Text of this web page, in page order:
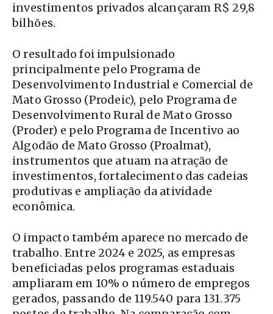
investimentos privados alcançaram R$ 29,8
bilhões.
O resultado foi impulsionado
principalmente pelo Programa de
Desenvolvimento Industrial e Comercial de
Mato Grosso (Prodeic), pelo Programa de
Desenvolvimento Rural de Mato Grosso
(Proder) e pelo Programa de Incentivo ao
Algodão de Mato Grosso (Proalmat),
instrumentos que atuam na atração de
investimentos, fortalecimento das cadeias
produtivas e ampliação da atividade
econômica.
O impacto também aparece no mercado de
trabalho. Entre 2024 e 2025, as empresas
beneficiadas pelos programas estaduais
ampliaram em 10% o número de empregos
gerados, passando de 119.540 para 131.375